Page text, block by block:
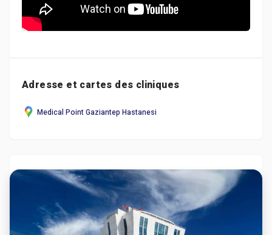
Adresse et cartes des cliniques
Medical Point Gaziantep Hastanesi